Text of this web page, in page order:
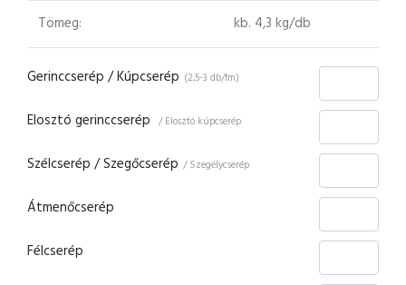
Tömeg: kb. 4,3 kg/db
Gerinccserép / Kúpcserép (2,5-3 db/fm)
Elosztó gerinccserép / Elosztó kúpcserép
Szélcserép / Szegőcserép / Szegélycserép
Átmenőcserép
Félcserép